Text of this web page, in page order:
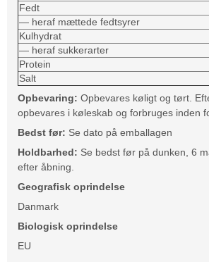
Fedt
— heraf mættede fedtsyrer
Kulhydrat
— heraf sukkerarter
Protein
Salt
Opbevaring: Opbevares køligt og tørt.
opbevares i køleskab og forbruges inden
Bedst før: Se dato på emballagen
Holdbarhed: Se bedst før på dunken, 6
efter åbning.
Geografisk oprindelse
Danmark
Biologisk oprindelse
EU